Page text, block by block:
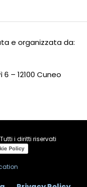
e organizzata da:
– 12100 Cuneo
i diritti riservati
Policy